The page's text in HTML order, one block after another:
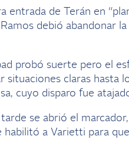
entrada de Terán en
debió abandonar
probó suerte pero el
claras hasta
cuyo disparo fue
se abrió el
habilitó a Varietti para